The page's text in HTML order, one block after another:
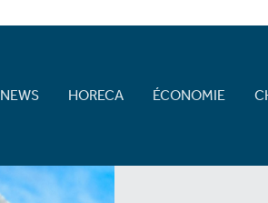
NEWS HORECA ÉCONOMIE